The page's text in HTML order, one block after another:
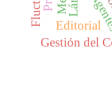
Gestión del
Editorial